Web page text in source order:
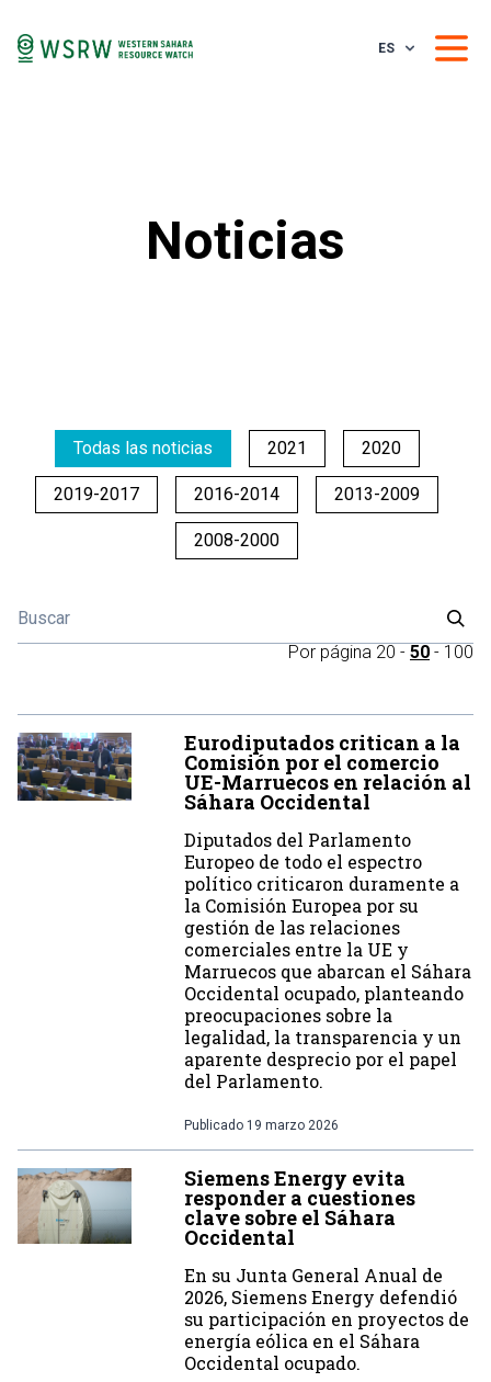
ES
Noticias
Todas las noticias 2021 2020
2019-2017 2016-2014 2013-2009
2008-2000
Por página 20 - 50 - 100
Eurodiputados critican a la
Comisión por el comercio
UE-Marruecos en relación al
Sáhara Occidental
Diputados del Parlamento
Europeo de todo el espectro
político criticaron duramente a
la Comisión Europea por su
gestión de las relaciones
comerciales entre la UE y
Marruecos que abarcan el Sáhara
Occidental ocupado, planteando
preocupaciones sobre la
legalidad, la transparencia y un
aparente desprecio por el papel
del Parlamento.
Publicado 19 marzo 2026
Siemens Energy evita
responder a cuestiones
clave sobre el Sáhara
Occidental
En su Junta General Anual de
2026, Siemens Energy defendió
su participación en proyectos de
energía eólica en el Sáhara
Occidental ocupado.